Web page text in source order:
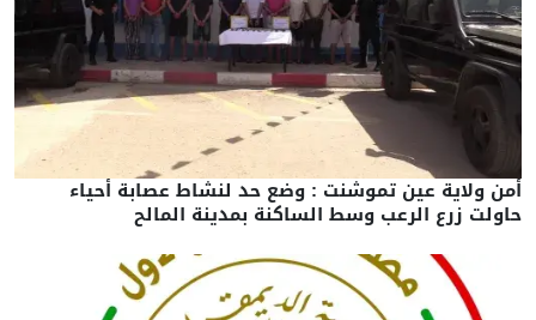
أمن ولاية عين تموشنت : وضع حد لنشاط عصابة أحياء
حاولت زرع الرعب وسط الساكنة بمدينة المالح